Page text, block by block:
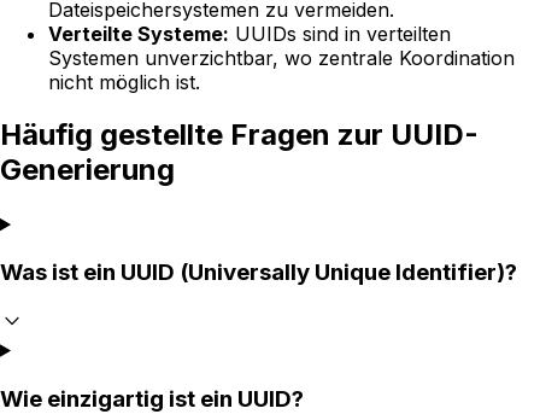
Dateispeichersystemen zu vermeiden.
Verteilte Systeme: UUIDs sind in verteilten
Systemen unverzichtbar, wo zentrale Koordination
nicht möglich ist.
Häufig gestellte Fragen zur UUID-
Generierung
Was ist ein UUID (Universally Unique Identifier)?
Wie einzigartig ist ein UUID?